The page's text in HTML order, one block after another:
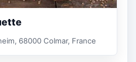
68000 Colmar, France